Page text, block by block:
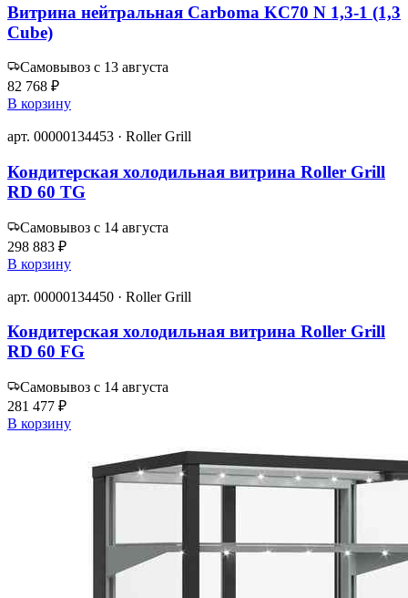
Витрина нейтральная Carboma KC70 N 1,3-1 (1,3
Cube)
Самовывоз с 13 августа
82 768 ₽
В корзину
арт. 00000134453 · Roller Grill
Кондитерская холодильная витрина Roller Grill
RD 60 TG
Самовывоз с 14 августа
298 883 ₽
В корзину
арт. 00000134450 · Roller Grill
Кондитерская холодильная витрина Roller Grill
RD 60 FG
Самовывоз с 14 августа
281 477 ₽
В корзину